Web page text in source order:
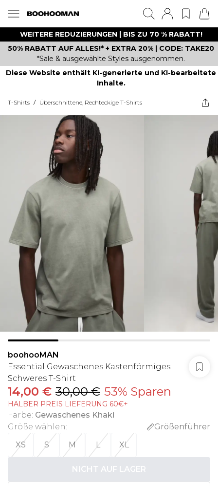
WEITERE REDUZIERUNGEN | BIS ZU 70 % RABATT!
50% RABATT AUF ALLES!* + EXTRA 20% | CODE: TAKE20
*Sale & ausgewählte Styles ausgenommen.
Diese Website enthält KI-generierte und KI-bearbeitete
Inhalte.
T-Shirts / Überschnittene, Rechteckige T-Shirts
boohooMAN
Essential Gewaschenes Kastenförmiges
Schweres T-Shirt
14,00 € 30,00 € 53% Sparen
HALBER PREIS LIEFERUNG 60€+
Farbe: Gewaschenes Khaki
Größe wählen:
Größenführer
XS
S M L XL
NICHT AUF LAGER